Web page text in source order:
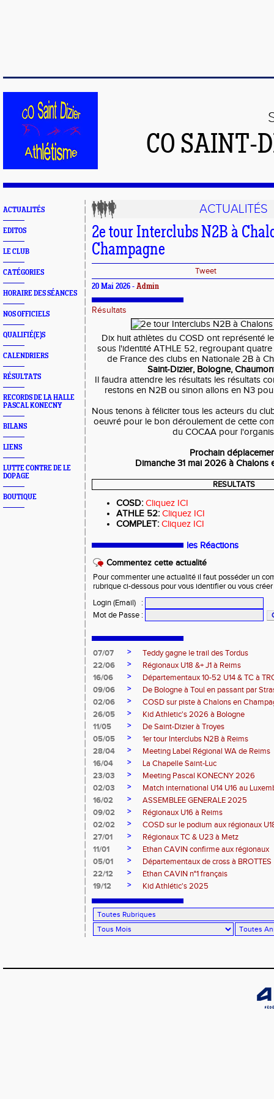
CO SAINT-
ACTUALITÉS
EDITOS
LE CLUB
CATÉGORIES
HORAIRE DES SÉANCES
NOS OFFICIELS
QUALIFIÉ(E)S
CALENDRIERS
RÉSULTATS
RECORDS DE LA HALLE
PASCAL KONECNY
BILANS
LIENS
LUTTE CONTRE DE LE
DOPAGE
BOUTIQUE
ACTUALITÉS
2e tour Interclubs N2B à
Champagne
Tweet
20 Mai 2026 - Admin
Résultats
Dix huit athlètes du COSD ont représenté
sous l'identité ATHLE 52, regroupant
de France des clubs en Nationale 2B à
Saint-Dizier, Bologne,
Il faudra attendre les résultats les résultats
restons en N2B ou sinon allons en N3
Nous tenons à féliciter tous les acteurs du
oeuvré pour le bon déroulement de cette
du COCAA pour
Prochain
Dimanche 31 mai 2026 à Chalons
RESULTATS
COSD: Cliquez ICI
ATHLE 52: Cliquez ICI
COMPLET: Cliquez ICI
les Réactions
Commentez cette actualité
Pour commenter une actualité il faut posséder un
rubrique ci-dessous pour vous identifier ou vous
Login (Email)
:
Mot de Passe :
07/07 >
Teddy gagne le trail des Tordus
22/06
>
Régionaux U18 &+ J1 à Reims
16/06
>
Départementaux 10-52 U14 & TC à
09/06
>
De Bologne à Toul en passant par
02/06
>
COSD sur piste à Chalons en
26/05
>
Kid Athletic's 2026 à Bologne
11/05
>
De Saint-Dizier à Troyes
05/05
>
1er tour Interclubs N2B à Reims
28/04
>
Meeting Label Régional WA de Reims
16/04
>
La Chapelle Saint-Luc
23/03
>
Meeting Pascal KONECNY 2026
02/03
>
Match international U14 U16 au
16/02
>
ASSEMBLEE GENERALE 2025
09/02
>
Régionaux U16 à Reims
02/02
>
COSD sur le podium aux régionaux
27/01
>
Régionaux TC & U23 à Metz
11/01
>
Ethan CAVIN confirme aux régionaux
05/01
>
Départementaux de cross à BROTTES
22/12
>
Ethan CAVIN n°1 français
19/12
> Kid Athlétic's 2025